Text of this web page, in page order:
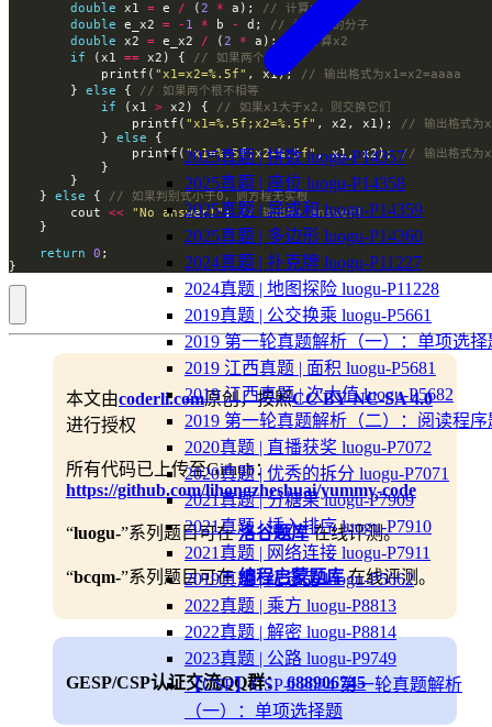
2025真题 | 拼数 luogu-P14357
2025真题 | 座位 luogu-P14358
2025真题 | 异或和 luogu-P14359
2025真题 | 多边形 luogu-P14360
2024真题 | 扑克牌 luogu-P11227
2024真题 | 地图探险 luogu-P11228
2019真题 | 公交换乘 luogu-P5661
2019 第一轮真题解析（一）：单项选择
2019 江西真题 | 面积 luogu-P5681
2019 江西真题 | 次大值 luogu-P5682
2019 第一轮真题解析（二）：阅读程序
2020真题 | 直播获奖 luogu-P7072
2020真题 | 优秀的拆分 luogu-P7071
2021真题 | 分糖果 luogu-P7909
2021真题 | 插入排序 luogu-P7910
2021真题 | 网络连接 luogu-P7911
2019真题 | 纪念品 luogu-P5662
2022真题 | 乘方 luogu-P8813
2022真题 | 解密 luogu-P8814
2023真题 | 公路 luogu-P9749
【CSP】CSP-J 2024 第一轮真题解析
（一）：单项选择题
double x1 = e / ( 2 * a);
double e_x2 = - 1 * b - d;
double x2 = e_x2 / ( 2 * a);
if (x1 == x2) {
            printf(
"x1=x2=%.5f" , x1);
        }
else {
if (x1 > x2) {
                printf(
"x1=%.5f;x2=%.5f" , x2, x1);
            }
else
                printf(
"x1=%.5f;x2=%.5f", x1, x2);
    }
else {
        cout
<< "No answer!";
return
0
}
本文由coderli.com原创，按照CC BY-NC-SA 4.0
进行授权
所有代码已上传至Github：
https://github.com/lihongzheshuai/yummy-code
“luogu-”系列题目可在洛谷题库在线评测。
“bcqm-”系列题目可在编程启蒙题库在线评测。
GESP/CSP认证交流QQ群： 688906745